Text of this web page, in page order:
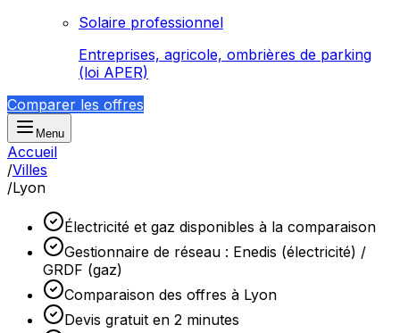
Solaire professionnel
Entreprises, agricole, ombrières de parking
(loi APER)
Comparer les offres
Menu
Accueil
/Villes
/Lyon
Électricité et gaz disponibles à la comparaison
Gestionnaire de réseau : Enedis (électricité) /
GRDF (gaz)
Comparaison des offres à Lyon
Devis gratuit en 2 minutes